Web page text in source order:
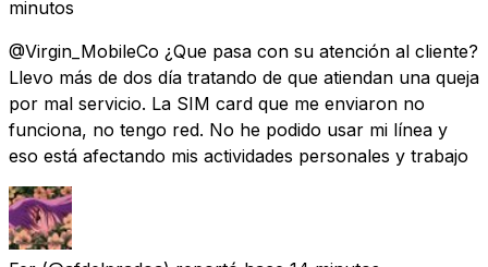
minutos
@Virgin_MobileCo ¿Que pasa con su atención al cliente?
Llevo más de dos día tratando de que atiendan una queja
por mal servicio. La SIM card que me enviaron no
funciona, no tengo red. No he podido usar mi línea y
eso está afectando mis actividades personales y trabajo